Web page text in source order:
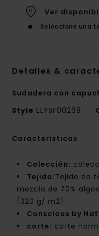
Ver
Seleccione una
Detalles &
Sudadera con
Style ELYSF00268
Características
Colección:
Tejido:Tejido de
mezcla de 70%
[320 g/ m2]
Conscious by
corte: corte